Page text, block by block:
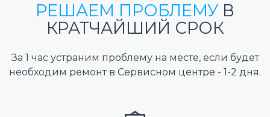
РЕШАЕМ ПРОБЛЕМУ В
КРАТЧАЙШИЙ СРОК
За 1 час устраним проблему на месте, если будет
необходим ремонт в Сервисном центре - 1-2 дня.